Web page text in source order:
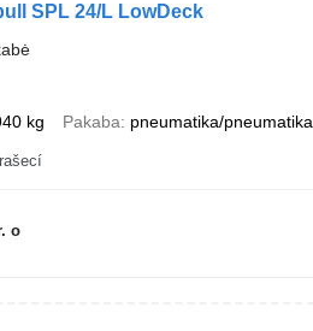
SPL 24/L LowDeck
kg Pakaba pneumatika/pneumatika
o